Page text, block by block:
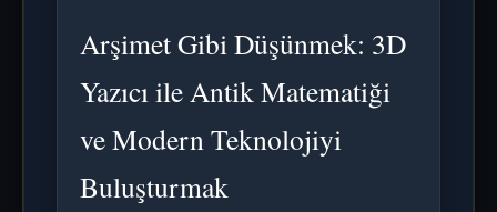
Arşimet Gibi Düşünmek: 3D
Yazıcı ile Antik Matematiği
ve Modern Teknolojiyi
Buluşturmak